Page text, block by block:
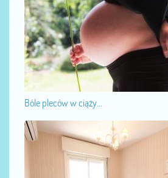
Bóle pleców w ciąży...